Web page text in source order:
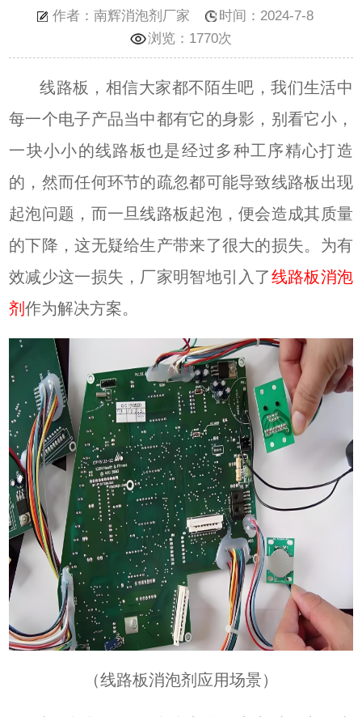
作者：南辉消泡剂厂家
时间：2024-7-8
浏览： 1770次
线路板，相信大家都不陌生吧，我们生活中
每一个电子产品当中都有它的身影，别看它小，
一块小小的线路板也是经过多种工序精心打造
的，然而任何环节的疏忽都可能导致线路板出现
起泡问题，而一旦线路板起泡，便会造成其质量
的下降，这无疑给生产带来了很大的损失。为有
效减少这一损失，厂家明智地引入了线路板消泡
剂作为解决方案。
（线路板消泡剂应用场景）